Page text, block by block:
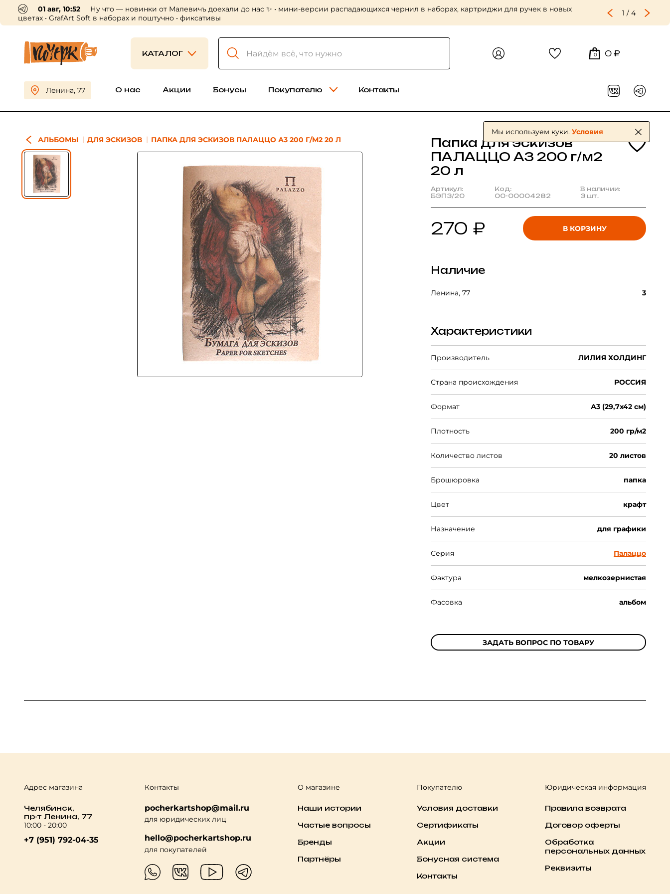
01 авг, 10:52
Ну что — новинки от Малевичъ доехали до нас ✨ • мини-версии распадающихся чернил в наборах, картриджи для ручек в новых
цветах • GrafArt Soft в наборах и поштучно • фиксативы
1 / 4
КАТАЛОГ 0 0 ₽
Ленина, 77 О нас Акции Бонусы Покупателю Контакты
АЛЬБОМЫ ДЛЯ ЭСКИЗОВ ПАПКА ДЛЯ ЭСКИЗОВ ПАЛАЦЦО А3 200 Г/М2 20 Л
Папка для эскизов
ПАЛАЦЦО А3 200 г/м2
20 л
Артикул:
БЭП3/20
Код:
00-00004282
В наличии:
3 шт.
270 ₽ В КОРЗИНУ
Наличие
Ленина, 77 3
Характеристики
Производитель ЛИЛИЯ ХОЛДИНГ
Страна происхождения РОССИЯ
Формат А3 (29,7х42 см)
Плотность 200 гр/м2
Количество листов 20 листов
Брошюровка папка
Цвет крафт
Назначение для графики
Серия Палаццо
Фактура мелкозернистая
Фасовка альбом
ЗАДАТЬ ВОПРОС ПО ТОВАРУ
Адрес магазина
Челябинск,
пр-т Ленина, 77
10:00 - 20:00
+7 (951) 792-04-35
Контакты
pocherkartshop@mail.ru
для юридических лиц
hello@pocherkartshop.ru
для покупателей
О магазине
Наши истории
Частые вопросы
Бренды
Партнёры
Покупателю
Условия доставки
Сертификаты
Акции
Бонусная система
Контакты
Юридическая информация
Правила возврата
Договор оферты
Обработка
персональных данных
Реквизиты
Мы используем куки. Условия